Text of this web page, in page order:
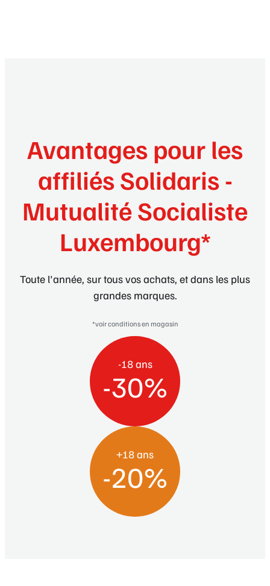
Avantages pour les
affiliés Solidaris -
Mutualité Socialiste
Luxembourg*
Toute l'année, sur tous vos achats, et dans les plus
grandes marques.
*voir conditions en magasin
-18 ans
-30%
+18 ans
-20%